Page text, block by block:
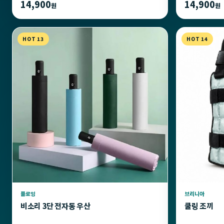
14,900원 14,900원
HOT 13
플로잉
비소리 3단 전자동 우산
HOT 14
브리니아
쿨링 조끼